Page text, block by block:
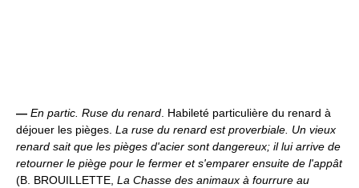
— En partic. Ruse du renard. Habileté particulière du renard à
déjouer les pièges. La ruse du renard est proverbiale. Un vieux
renard sait que les pièges d'acier sont dangereux; il lui arrive de
retourner le piège pour le fermer et s'emparer ensuite de l'appât
(B. BROUILLETTE, La Chasse des animaux à fourrure au